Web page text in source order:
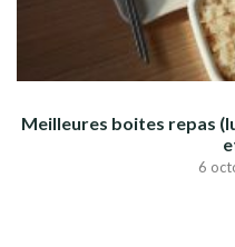
Meilleures boites repas
6